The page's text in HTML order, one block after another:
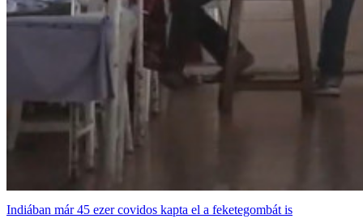
Indiában már 45 ezer covidos kapta el a feketegombát is